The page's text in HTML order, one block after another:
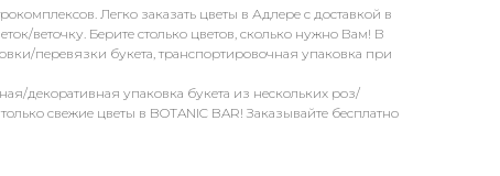
Легко заказать цветы в Адлере с доставкой в
веточку. Берите столько цветов, сколько нужно Вам! В
перевязки букета, транспортировочная упаковка при
декоративная упаковка букета из нескольких роз/
свежие цветы в BOTANIC BAR! Заказывайте бесплатно